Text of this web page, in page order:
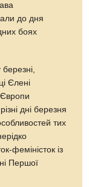
до дня
боях
березні,
Єлені
Європи
дні березня
тих
феміністок із
Першої